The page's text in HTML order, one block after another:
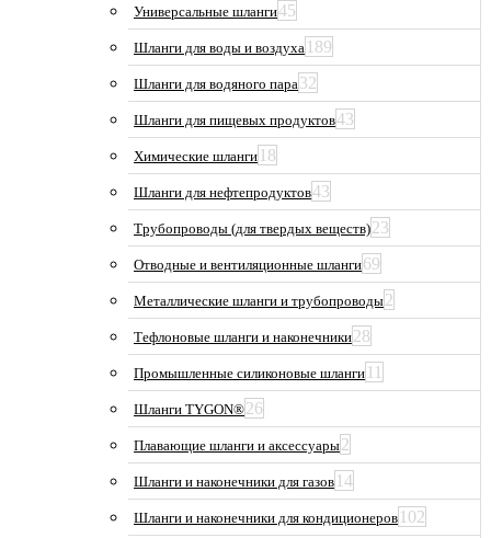
Универсальные шланги45
Шланги для воды и воздуха 189
Шланги для водяного пара32
Шланги для пищевых продуктов43
Химические шланги 18
Шланги для нефтепродуктов43
Трубопроводы (для твердых веществ)23
Отводные и вентиляционные шланги69
Металлические шланги и трубопроводы2
Тефлоновые шланги и наконечники28
Промышленные силиконовые шланги 11
Шланги TYGON®26
Плавающие шланги и аксессуары2
Шланги и наконечники для газов 14
Шланги и наконечники для кондиционеров 102